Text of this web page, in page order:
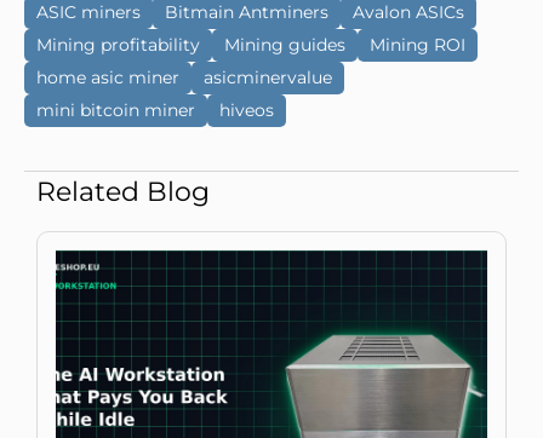
ASIC miners
Bitmain Antminers
Avalon ASICs
Mining profitability
Mining guides
Mining ROI
home asic miner
asicminervalue
mini bitcoin miner
hiveos
Related Blog